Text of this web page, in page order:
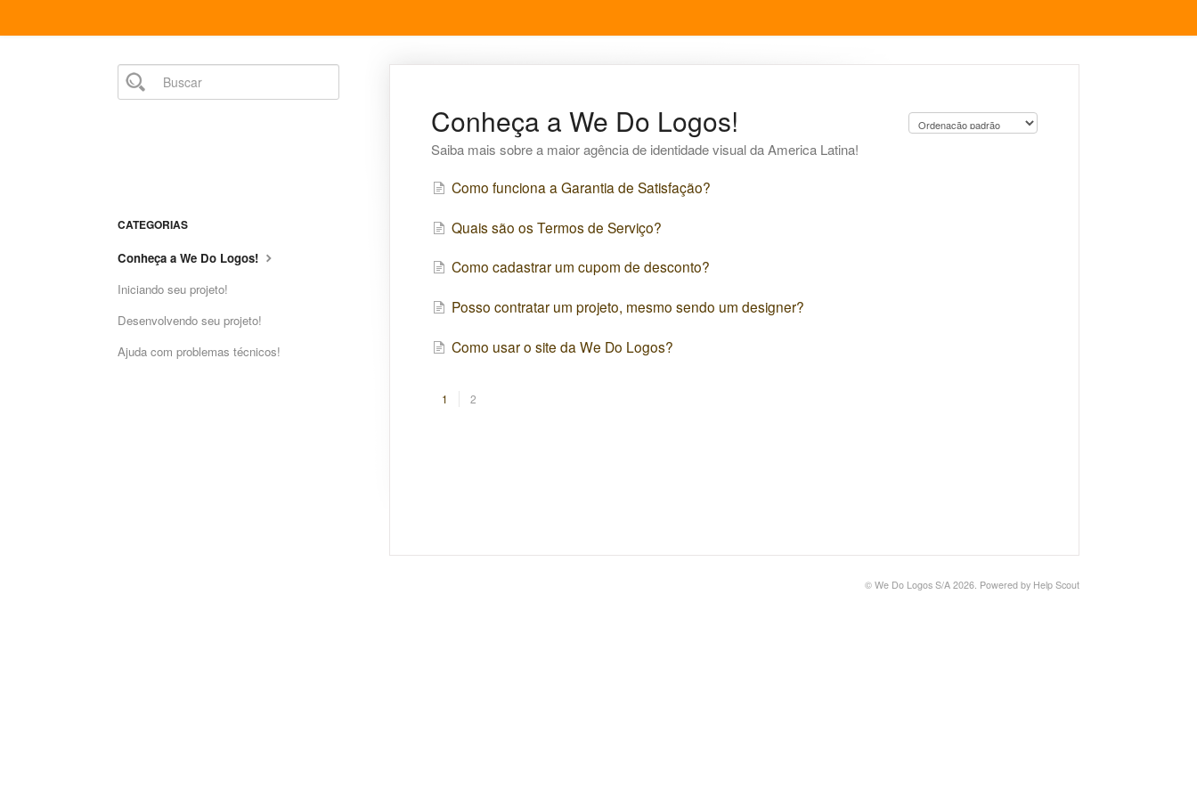
Conheça a We Do Logos!
Saiba mais sobre a maior agência de identidade visual da America Latina!
Como funciona a Garantia de Satisfação?
Quais são os Termos de Serviço?
Como cadastrar um cupom de desconto?
Posso contratar um projeto, mesmo sendo um designer?
Como usar o site da We Do Logos?
1 2
CATEGORIAS
Conheça a We Do Logos!
Iniciando seu projeto!
Desenvolvendo seu projeto!
Ajuda com problemas técnicos!
© We Do Logos S/A 2026. Powered by Help Scout